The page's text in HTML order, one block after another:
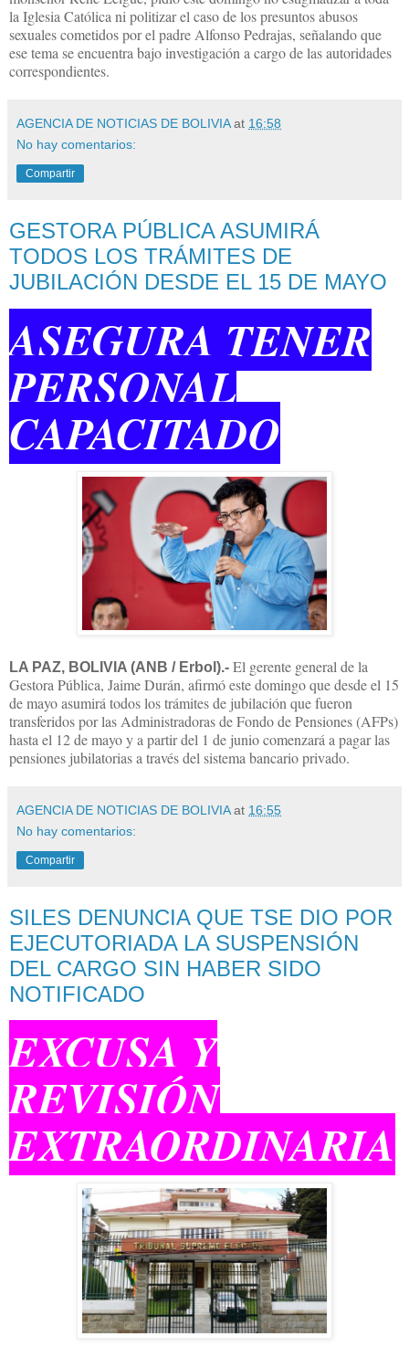
la Iglesia Católica ni politizar el caso de los presuntos abusos
sexuales cometidos por el padre Alfonso Pedrajas, señalando que
ese tema se encuentra bajo investigación a cargo de las autoridades
correspondientes.
AGENCIA DE NOTICIAS DE BOLIVIA at 16:58
No hay comentarios:
Compartir
GESTORA PÚBLICA ASUMIRÁ
TODOS LOS TRÁMITES DE
JUBILACIÓN DESDE EL 15 DE MAYO
ASEGURA TENER
PERSONAL
CAPACITADO
LA PAZ, BOLIVIA (ANB / Erbol).- El gerente general de la
Gestora Pública, Jaime Durán, afirmó este domingo que desde el 15
de mayo asumirá todos los trámites de jubilación que fueron
transferidos por las Administradoras de Fondo de Pensiones (AFPs)
hasta el 12 de mayo y a partir del 1 de junio comenzará a pagar las
pensiones jubilatorias a través del sistema bancario privado.
AGENCIA DE NOTICIAS DE BOLIVIA at 16:55
No hay comentarios:
Compartir
SILES DENUNCIA QUE TSE DIO POR
EJECUTORIADA LA SUSPENSIÓN
DEL CARGO SIN HABER SIDO
NOTIFICADO
EXCUSA Y
REVISIÓN
EXTRAORDINARIA